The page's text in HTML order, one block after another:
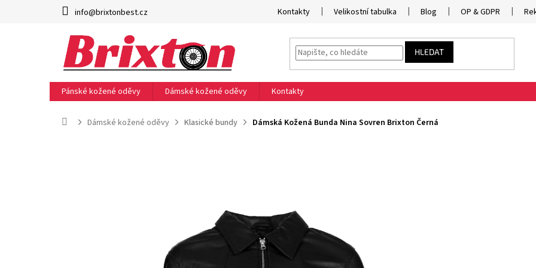
info@brixtonbest.cz Kontakty Velikostní tabulka Blog OP & GDPR
HLEDAT
Pánské kožené oděvy Dámské kožené oděvy Kontakty
DomůDámské kožené oděvy Klasické bundy Dámská Kožená Bunda Nina Sovren Brixton Černá